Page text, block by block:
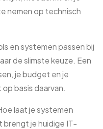
nemen op technisch
en systemen passen bij
de slimste keuze. Een
je budget en je
basis daarvan.
laat je systemen
brengt je huidige IT-